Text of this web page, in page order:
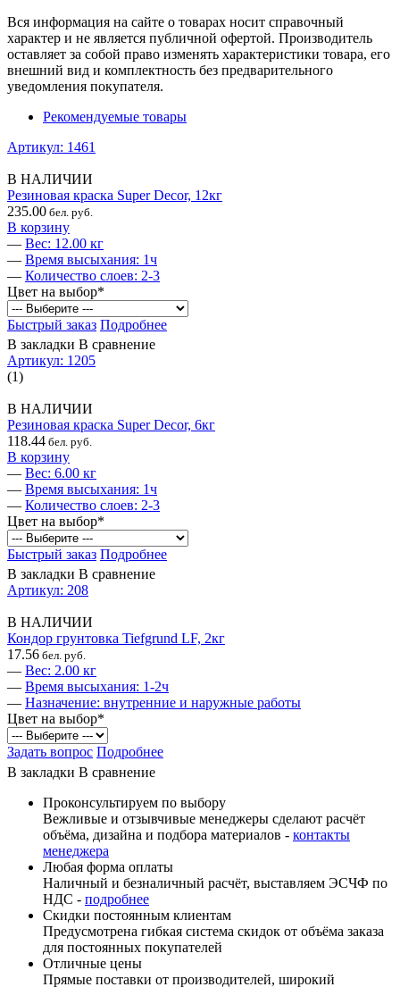
Вся информация на сайте о товарах носит справочный
характер и не является публичной офертой. Производитель
оставляет за собой право изменять характеристики товара, его
внешний вид и комплектность без предварительного
уведомления покупателя.
Рекомендуемые товары
Артикул: 1461
В НАЛИЧИИ
Резиновая краска Super Decor, 12кг
235.00 бел. руб.
В корзину
— Вес: 12.00 кг
— Время высыхания: 1ч
— Количество слоев: 2-3
Цвет на выбор*
Быстрый заказ Подробнее
В закладки В сравнение
Артикул: 1205
(1)
В НАЛИЧИИ
Резиновая краска Super Decor, 6кг
118.44 бел. руб.
В корзину
— Вес: 6.00 кг
— Время высыхания: 1ч
— Количество слоев: 2-3
Цвет на выбор*
Быстрый заказ Подробнее
В закладки В сравнение
Артикул: 208
В НАЛИЧИИ
Кондор грунтовка Tiefgrund LF, 2кг
17.56 бел. руб.
— Вес: 2.00 кг
— Время высыхания: 1-2ч
— Назначение: внутренние и наружные работы
Цвет на выбор*
Задать вопрос Подробнее
В закладки В сравнение
Проконсультируем по выбору
Вежливые и отзывчивые менеджеры сделают расчёт
объёма, дизайна и подбора материалов - контакты
менеджера
Любая форма оплаты
Наличный и безналичный расчёт, выставляем ЭСЧФ по
НДС - подробнее
Скидки постоянным клиентам
Предусмотрена гибкая система скидок от объёма заказа
для постоянных покупателей
Отличные цены
Прямые поставки от производителей, широкий